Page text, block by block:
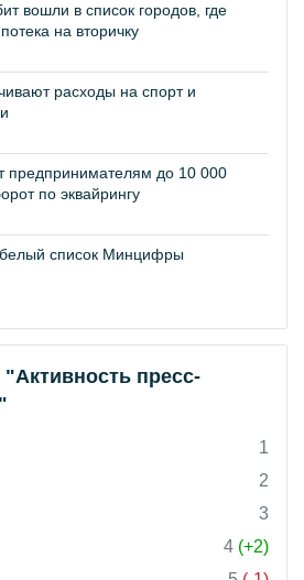
вошли в список городов, где
на вторичку
расходы на спорт и
предпринимателям до 10 000
по эквайрингу
список Минцифры
"Активность пресс-
1
2
3
4 (+2)